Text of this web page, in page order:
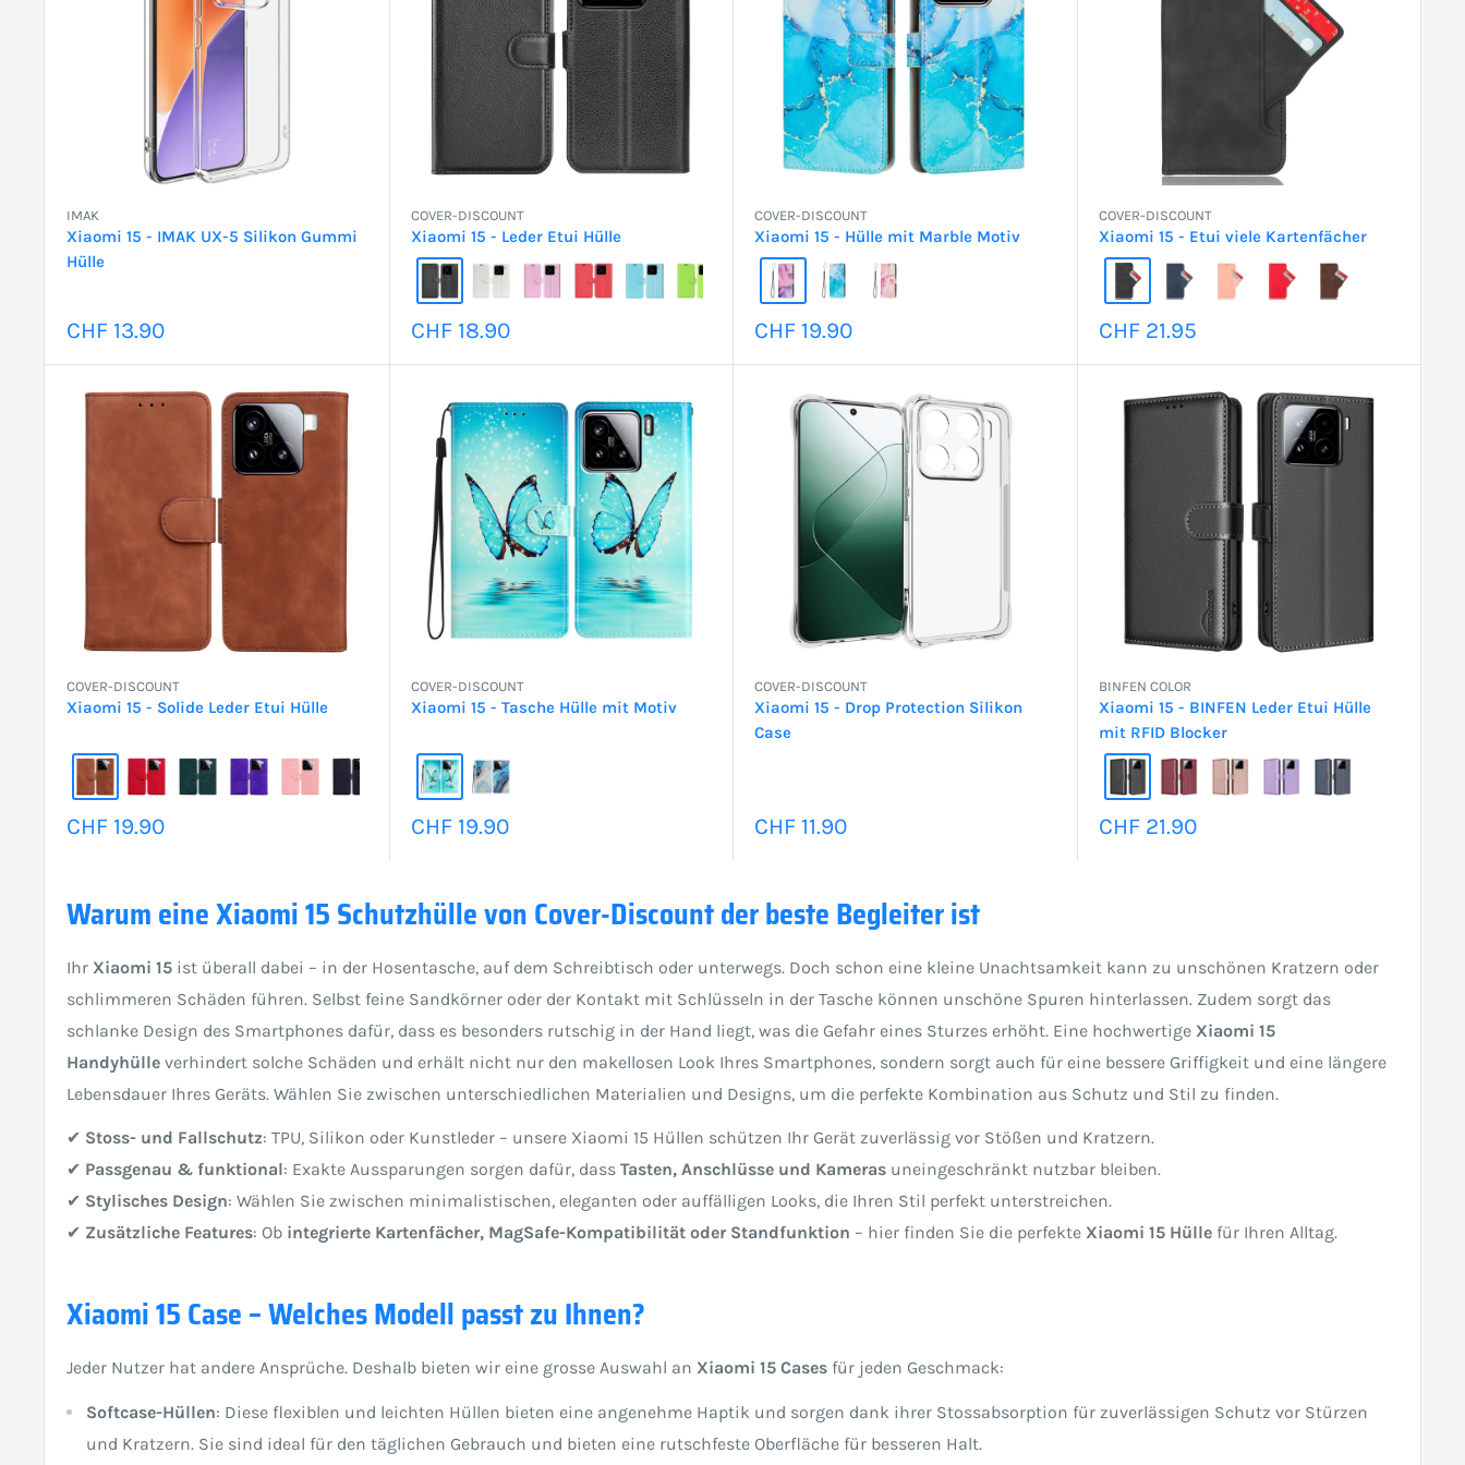
IMAK
Xiaomi 15 - IMAK UX-5 Silikon Gummi
Hülle
Sonderpreis
CHF 13.90
COVER-DISCOUNT
Xiaomi 15 - Leder Etui Hülle
Sonderpreis
CHF 18.90
COVER-DISCOUNT
Xiaomi 15 - Hülle mit Marble Motiv
Sonderpreis
CHF 19.90
COVER-DISCOUNT
Xiaomi 15 - Etui viele Kartenfächer
Sonderpreis
CHF 21.95
COVER-DISCOUNT
Xiaomi 15 - Solide Leder Etui Hülle
Sonderpreis
CHF 19.90
COVER-DISCOUNT
Xiaomi 15 - Tasche Hülle mit Motiv
Sonderpreis
CHF 19.90
COVER-DISCOUNT
Xiaomi 15 - Drop Protection Silikon
Case
Sonderpreis
CHF 11.90
BINFEN COLOR
Xiaomi 15 - BINFEN Leder Etui Hülle
mit RFID Blocker
Sonderpreis
CHF 21.90
Warum eine Xiaomi 15 Schutzhülle von Cover-Discount der beste Begleiter ist
Ihr Xiaomi 15 ist überall dabei – in der Hosentasche, auf dem Schreibtisch oder unterwegs. Doch schon eine kleine Unachtsamkeit kann zu unschönen Kratzern oder
schlimmeren Schäden führen. Selbst feine Sandkörner oder der Kontakt mit Schlüsseln in der Tasche können unschöne Spuren hinterlassen. Zudem sorgt das
schlanke Design des Smartphones dafür, dass es besonders rutschig in der Hand liegt, was die Gefahr eines Sturzes erhöht. Eine hochwertige Xiaomi 15
Handyhülle verhindert solche Schäden und erhält nicht nur den makellosen Look Ihres Smartphones, sondern sorgt auch für eine bessere Griffigkeit und eine längere
Lebensdauer Ihres Geräts. Wählen Sie zwischen unterschiedlichen Materialien und Designs, um die perfekte Kombination aus Schutz und Stil zu finden.
✔ Stoss- und Fallschutz: TPU, Silikon oder Kunstleder – unsere Xiaomi 15 Hüllen schützen Ihr Gerät zuverlässig vor Stößen und Kratzern.
✔ Passgenau & funktional: Exakte Aussparungen sorgen dafür, dass Tasten, Anschlüsse und Kameras uneingeschränkt nutzbar bleiben.
✔ Stylisches Design: Wählen Sie zwischen minimalistischen, eleganten oder auffälligen Looks, die Ihren Stil perfekt unterstreichen.
✔ Zusätzliche Features: Ob integrierte Kartenfächer, MagSafe-Kompatibilität oder Standfunktion – hier finden Sie die perfekte Xiaomi 15 Hülle für Ihren Alltag.
Xiaomi 15 Case – Welches Modell passt zu Ihnen?
Jeder Nutzer hat andere Ansprüche. Deshalb bieten wir eine grosse Auswahl an Xiaomi 15 Cases für jeden Geschmack:
Softcase-Hüllen: Diese flexiblen und leichten Hüllen bieten eine angenehme Haptik und sorgen dank ihrer Stossabsorption für zuverlässigen Schutz vor Stürzen
und Kratzern. Sie sind ideal für den täglichen Gebrauch und bieten eine rutschfeste Oberfläche für besseren Halt.